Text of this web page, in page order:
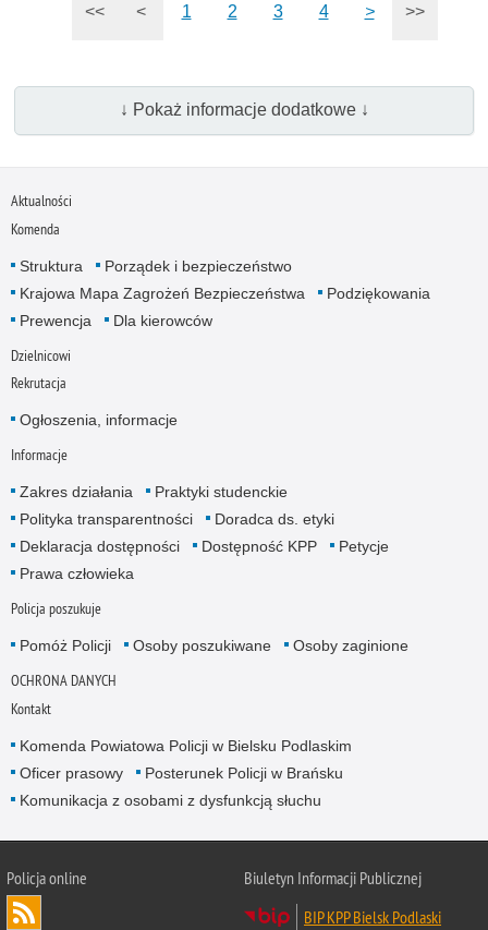
<< < 1 2 3 4 > >>
↓ Pokaż informacje dodatkowe ↓
Aktualności
Komenda
Struktura
Porządek i bezpieczeństwo
Krajowa Mapa Zagrożeń Bezpieczeństwa
Podziękowania
Prewencja
Dla kierowców
Dzielnicowi
Rekrutacja
Ogłoszenia, informacje
Informacje
Zakres działania
Praktyki studenckie
Polityka transparentności
Doradca ds. etyki
Deklaracja dostępności
Dostępność KPP
Petycje
Prawa człowieka
Policja poszukuje
Pomóż Policji Osoby poszukiwane Osoby zaginione
OCHRONA DANYCH
Kontakt
Komenda Powiatowa Policji w Bielsku Podlaskim
Oficer prasowy
Posterunek Policji w Brańsku
Komunikacja z osobami z dysfunkcją słuchu
Policja online
Biuletyn Informacji Publicznej
BIP KPP Bielsk Podlaski